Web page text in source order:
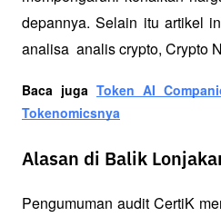
depannya. Selain itu artikel
analisa  analis crypto, Crypto
Baca juga Token AI
Tokenomicsnya
Alasan di Balik
Pengumuman audit CertiK